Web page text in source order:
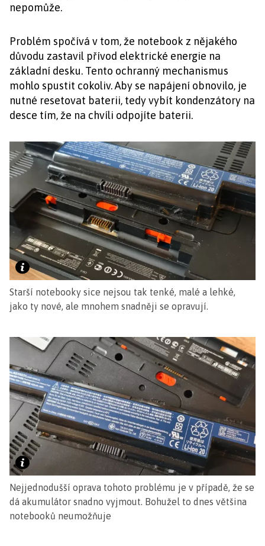
nepomůže.
Problém spočívá v tom, že notebook z nějakého
důvodu zastavil přívod elektrické energie na
základní desku. Tento ochranný mechanismus
mohlo spustit cokoliv. Aby se napájení obnovilo, je
nutné resetovat baterii, tedy vybít kondenzátory na
desce tím, že na chvíli odpojíte baterii.
Starší notebooky sice nejsou tak tenké, malé a lehké,
jako ty nové, ale mnohem snadněji se opravují.
Nejjednodušší oprava tohoto problému je v případě, že se
dá akumulátor snadno vyjmout. Bohužel to dnes většina
notebooků neumožňuje